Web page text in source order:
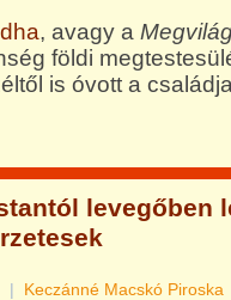
, avagy a
földi
is óvott a
levegőben
| Keczánné Macskó Piroska